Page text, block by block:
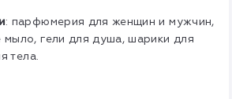
: парфюмерия для женщин и мужчин,
гели для душа, шарики для
тела.